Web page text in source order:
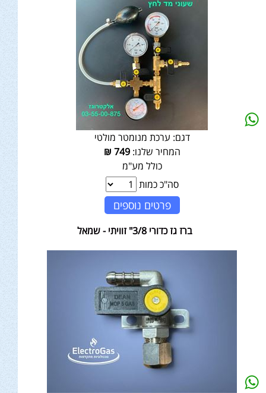
דגם: ערכת מנומטר מולטי
המחיר שלנו:749
₪
כולל מע"מ
סה"כ כמות
פרטים נוספים
ברז גז כדורי 3/8" זוויתי - שמאל